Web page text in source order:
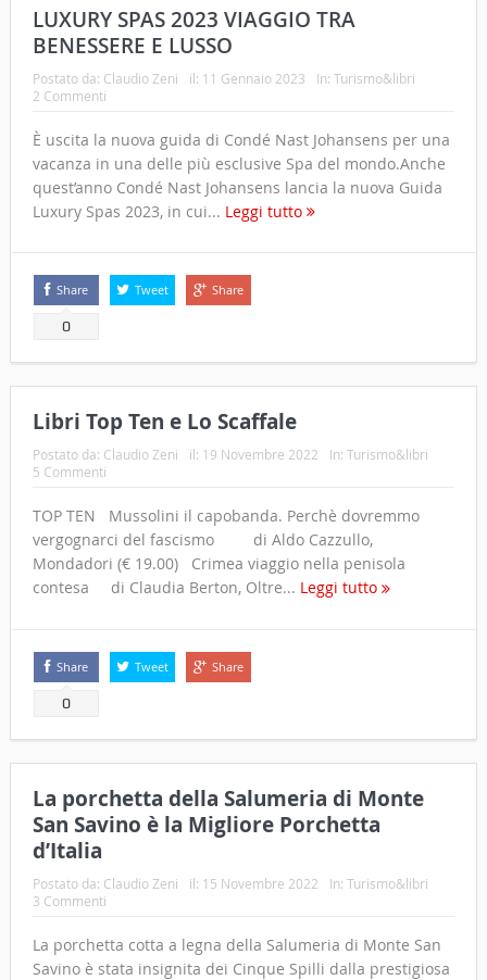
LUXURY SPAS 2023 VIAGGIO TRA
BENESSERE E LUSSO
Postato da: Claudio Zeni il: 11 Gennaio 2023 In: Turismo&libri
2 Commenti
È uscita la nuova guida di Condé Nast Johansens per una
vacanza in una delle più esclusive Spa del mondo.Anche
quest’anno Condé Nast Johansens lancia la nuova Guida
Luxury Spas 2023, in cui... Leggi tutto
Share
0
Tweet Share
Libri Top Ten e Lo Scaffale
Postato da: Claudio Zeni il: 19 Novembre 2022 In: Turismo&libri
5 Commenti
TOP TEN Mussolini il capobanda. Perchè dovremmo
vergognarci del fascismo di Aldo Cazzullo,
Mondadori (€ 19.00) Crimea viaggio nella penisola
contesa di Claudia Berton, Oltre... Leggi tutto
Share
0
Tweet Share
La porchetta della Salumeria di Monte
San Savino è la Migliore Porchetta
d’Italia
Postato da: Claudio Zeni il: 15 Novembre 2022 In: Turismo&libri
3 Commenti
La porchetta cotta a legna della Salumeria di Monte San
Savino è stata insignita dei Cinque Spilli dalla prestigiosa